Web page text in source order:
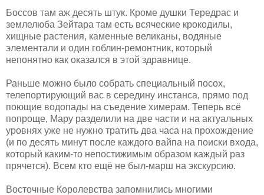
Боссов там аж десять штук. Кроме душки Тередрас и
землелюба Зейтара там есть всяческие крокодилы,
хищные растения, каменные великаны, водяные
элементали и один гоблин-ремонтник, который
непонятно как оказался в этой здравнице.
Раньше можно было собрать специальный посох,
телепортирующий вас в середину инстанса, прямо под
поющие водопады на съедение химерам. Теперь всё
попроще, Мару разделили на две части и на актуальных
уровнях уже не нужно тратить два часа на прохождение
(и по десять минут после каждого вайпа на поиски входа,
который каким-то непостижимым образом каждый раз
прячется). Всем кто ещё не был-марш на экскурсию.
Восточные Королевства запомнились многими